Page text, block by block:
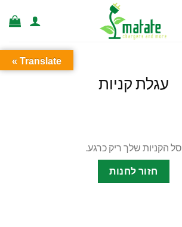
עגלת קניות
סל הקניות שלך ריק כרגע.
חזור לחנות
Translate »